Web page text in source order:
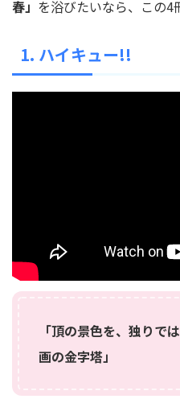
春」 を浴びたいなら、この4
1. ハイキュー!!
「頂の景色を、独りで
画の金字塔」